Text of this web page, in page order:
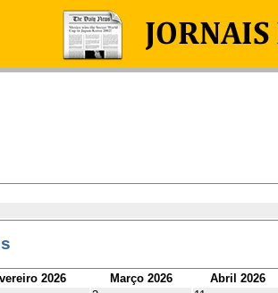
2026 Março 2026 Abril 2026